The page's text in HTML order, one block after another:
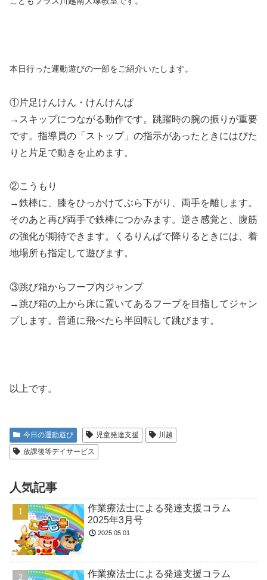
本日行った運動遊びの一部をご紹介いたします。
①片足けんけん・けんけんぱ
→スキップにつながる動作です。跳躍時の腕の振りが重要
です。指導員の「ストップ」の指示があったときにはぴた
りと片足で動きを止めます。
②こうもり
→鉄棒に、膝をひっかけてぶら下がり、両手を離します。
そのあと再び両手で鉄棒につかみます。逆さ感覚と、腹筋
の強化が期待できます。くるりんぱで降りるときには、着
地場所も指定して遊びます。
③跳び箱からフープ内ジャンプ
→跳び箱の上から床に置いてあるフープを目指してジャン
プします。普通に飛べたら半回転して跳びます。
以上です。
今日の運動遊び 児童発達支援
川越
放課後等デイサービス
人気記事
作業療法士による発達支援コラム
2025年3月号
2025.05.01
作業療法士による発達支援コラム